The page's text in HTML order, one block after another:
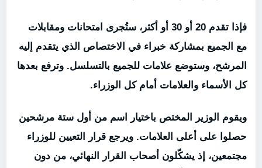
فإذا تقدم 20 أو 30 أو أكثر، ستُجرى امتحانات ومقابلات
مع الجميع بمشاركة خبراء في الاختصاص الذي يتقدم إليه
المرشح، وستوضع علامات للجميع بالتسلسل. وترفع بعدها
كل الأسماء والعلامات أمام كل الوزراء.
ويقوم الوزير المختص باختيار اسم من أول ستة مرشحين
حصلوا على أعلى العلامات. ويرجع قرار التعيين للوزراء
مجتمعين، إذ يشكّلون أصحاب القرار النهائي، من دون